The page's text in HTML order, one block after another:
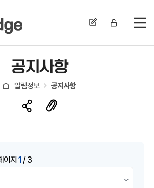
전
공지사항
알림정보 공지사항
이지1/ 3